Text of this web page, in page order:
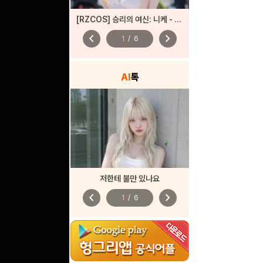
[RZCOS] 승리의 여신: 니케 - 헬름 '샹들리에 라이트' (Model. 나리땽)
chevron_left 1 / 6 chevron_right
AI톡
저한테 불만 있나요
chevron_left 1 / 6 chevron_right